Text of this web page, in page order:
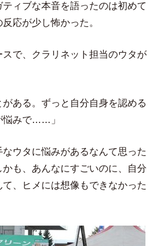
ィブな本音を語ったのは初めて
応が少し怖かった。
で、クラリネット担当のウタが
がある。ずっと自分自身を認める
悩みで……」
ウタに悩みがあるなんて思った
も、あんなにすごいのに、自分
、ヒメには想像もできなかった